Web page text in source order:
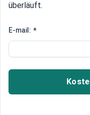
Wall Street
ab
Die Dominanz der
Aktienmärkten
überläuft.
E-mail: *